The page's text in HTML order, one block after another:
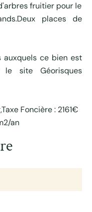
fruitier pour le
places de
auxquels ce bien est
site Géorisques
Foncière : 2161€
an